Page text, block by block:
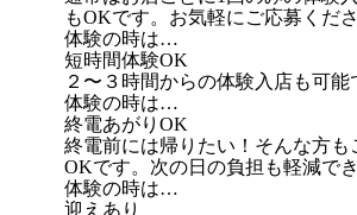
もOKです。お気軽にご応募くださ
体験の時は…
短時間体験OK
２〜３時間からの体験入店も可能
体験の時は…
終電あがりOK
終電前には帰りたい！そんな方も
OKです。次の日の負担も軽減でき
体験の時は…
迎えあり